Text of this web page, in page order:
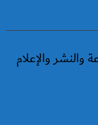
والإعلام